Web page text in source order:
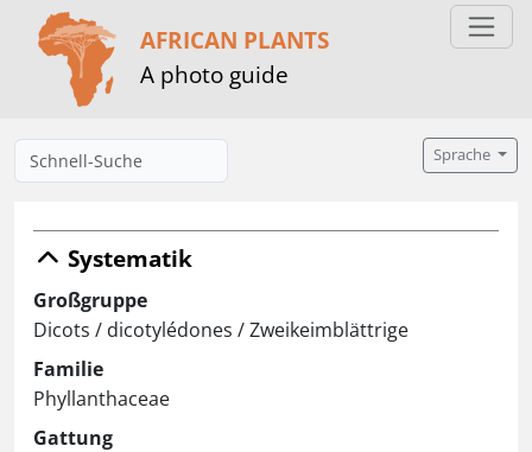
AFRICAN PLANTS
A photo guide
Sprache
Systematik
Großgruppe
Dicots / dicotylédones / Zweikeimblättrige
Familie
Phyllanthaceae
Gattung